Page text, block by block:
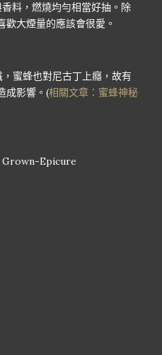
料，燃燒均勻相當好抽。除
歡大煙量的應該會很愛。
蜜蜂也對尼古丁上癮，故有
成影響。(相關文章：蜜蜂神秘
Grown-Epicure